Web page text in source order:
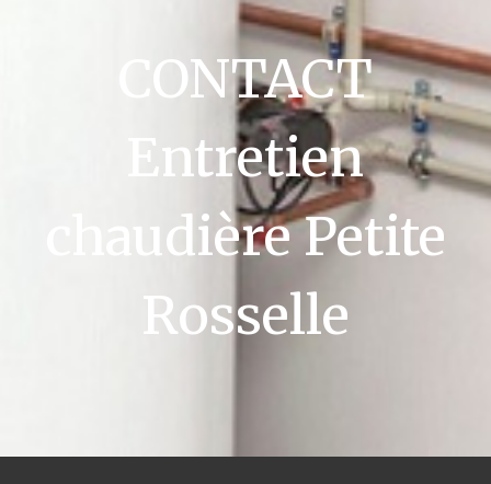
CONTACT
Entretien
chaudière Petite
Rosselle